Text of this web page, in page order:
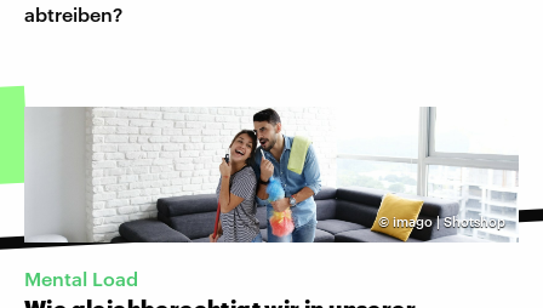
abtreiben?
© imago | Shotshop
Mental Load